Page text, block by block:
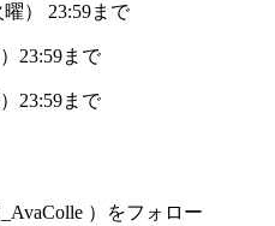
） 23:59まで
23:59まで
23:59まで
）をフォロー